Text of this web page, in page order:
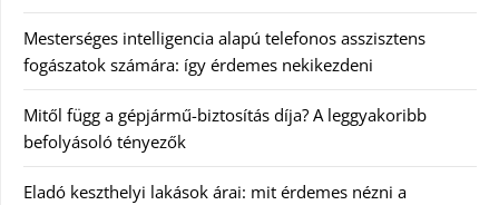
Mesterséges intelligencia alapú telefonos asszisztens
fogászatok számára: így érdemes nekikezdeni
Mitől függ a gépjármű-biztosítás díja? A leggyakoribb
befolyásoló tényezők
Eladó keszthelyi lakások árai: mit érdemes nézni a